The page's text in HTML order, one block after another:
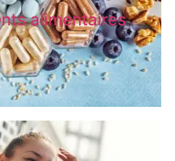
alimentaires